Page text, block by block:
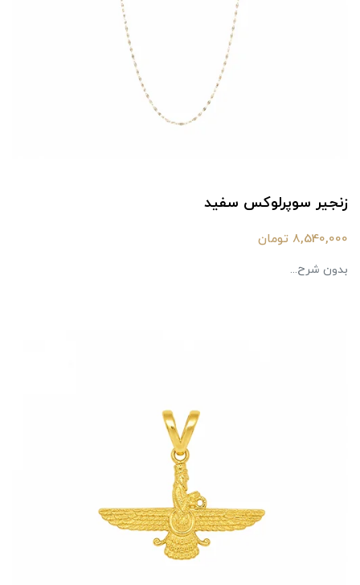
زنجیر سوپرلوکس سفید
8,540,000 تومان
بدون شرح...